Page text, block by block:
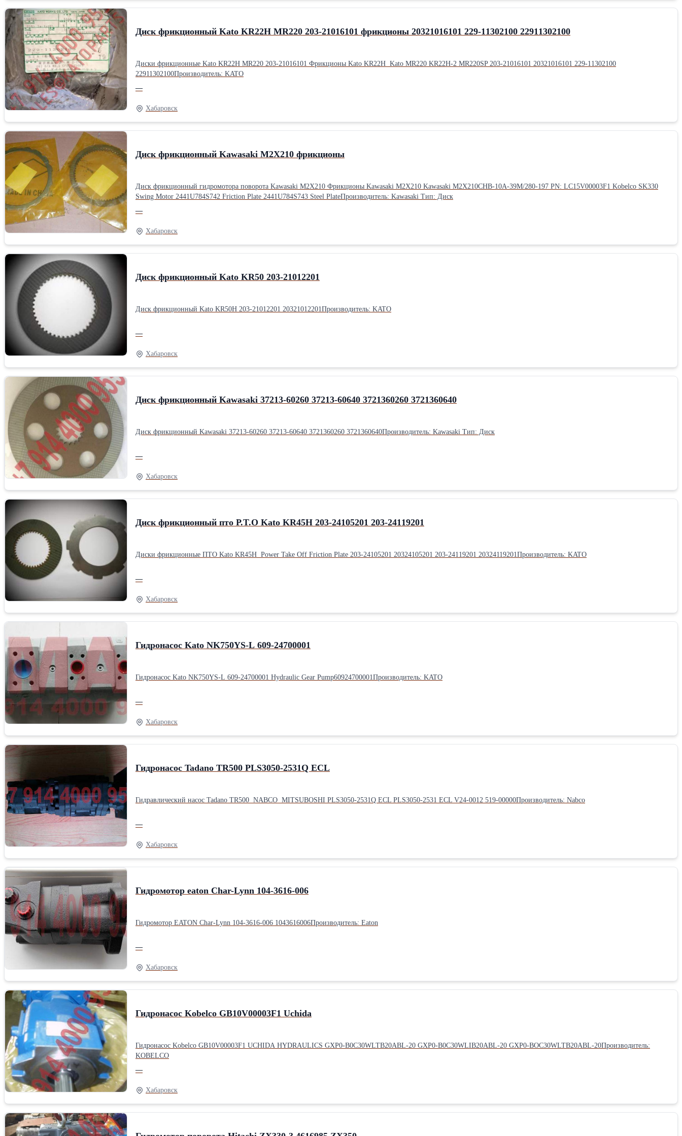
Диск фрикционный Kato KR22H MR220 203-21016101 фрикционы 20321016101 229-11302100 22911302100
Диски фрикционные Kato KR22H MR220 203-21016101 Фрикционы Kato KR22H Kato MR220 KR22H-2 MR220SP 203-21016101 20321016101 229-11302100
22911302100Производитель: KATO
—
Хабаровск
Диск фрикционный Kawasaki M2X210 фрикционы
Диск фрикционный гидромотора поворота Kawasaki M2X210 Фрикционы Kawasaki M2X210 Kawasaki M2X210CHB-10A-39M/280-197 PN: LC15V00003F1 Kobelco SK330
Swing Motor 2441U784S742 Friction Plate 2441U784S743 Steel PlateПроизводитель: Kawasaki Тип: Диск
—
Хабаровск
Диск фрикционный Kato KR50 203-21012201
Диск фрикционный Kato KR50H 203-21012201 20321012201Производитель: KATO
—
Хабаровск
Диск фрикционный Kawasaki 37213-60260 37213-60640 3721360260 3721360640
Диск фрикционный Kawasaki 37213-60260 37213-60640 3721360260 3721360640Производитель: Kawasaki Тип: Диск
—
Хабаровск
Диск фрикционный пто P.T.O Kato KR45H 203-24105201 203-24119201
Диски фрикционные ПТО Kato KR45H Power Take Off Friction Plate 203-24105201 20324105201 203-24119201 20324119201Производитель: KATO
—
Хабаровск
Гидронасос Kato NK750YS-L 609-24700001
Гидронасос Kato NK750YS-L 609-24700001 Hydraulic Gear Pump60924700001Производитель: KATO
—
Хабаровск
Гидронасос Tadano TR500 PLS3050-2531Q ECL
Гидравлический насос Tadano TR500 NABCO MITSUBOSHI PLS3050-2531Q ECL PLS3050-2531 ECL V24-0012 519-00000Производитель: Nabco
—
Хабаровск
Гидромотор eaton Char-Lynn 104-3616-006
Гидромотор EATON Char-Lynn 104-3616-006 1043616006Производитель: Eaton
—
Хабаровск
Гидронасос Kobelco GB10V00003F1 Uchida
Гидронасос Kobelco GB10V00003F1 UCHIDA HYDRAULICS GXP0-B0C30WLTB20ABL-20 GXP0-B0C30WLIB20ABL-20 GXP0-BOC30WLTB20ABL-20Производитель:
KOBELCO
—
Хабаровск